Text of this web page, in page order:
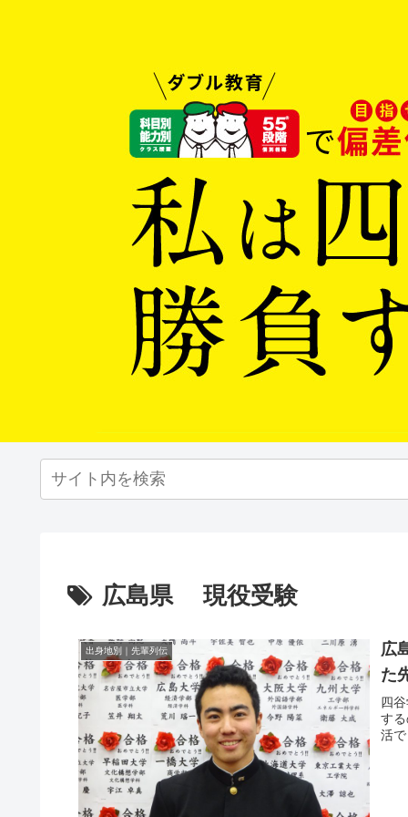
広島県 現役受験
出身地別｜先輩列伝
広
た
四
す
活